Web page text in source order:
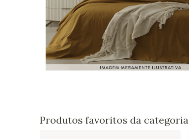
Produtos favoritos da categoria